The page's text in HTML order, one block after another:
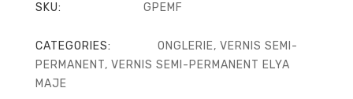
SKU: GPEMF
CATEGORIES: ONGLERIE, VERNIS SEMI-
PERMANENT, VERNIS SEMI-PERMANENT ELYA
MAJE